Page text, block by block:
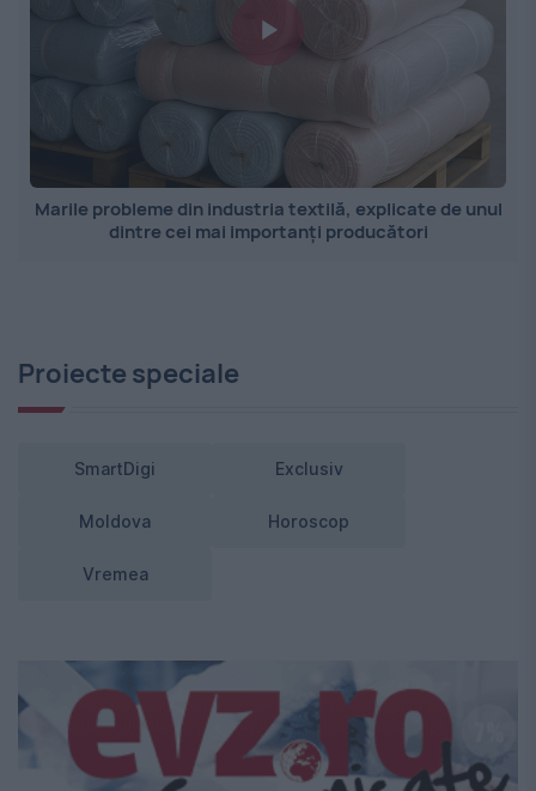
Marile probleme din industria textilă, explicate de unul
dintre cei mai importanți producători
Proiecte speciale
SmartDigi Exclusiv
Moldova Horoscop
Vremea